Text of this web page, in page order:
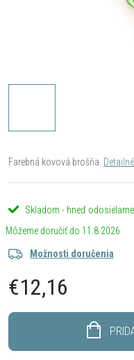
Farebná kovová brošňa.
Skladom - hneď odosielame
11.8.2026
Možnosti doručenia
€12,16